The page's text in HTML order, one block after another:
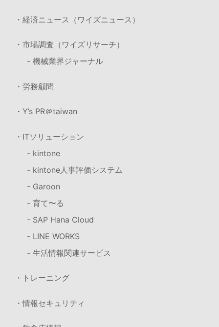
・経済ニュース（ワイズニュース）
・市場調査（ワイズリサーチ）
- 機械業界ジャーナル
・労務顧問
・Y’s PR＠taiwan
・ITソリューション
- kintone
- kintone人事評価システム
- Garoon
- 育て〜る
- SAP Hana Cloud
- LINE WORKS
- 生活情報関連サービス
・トレーニング
・情報セキュリティ